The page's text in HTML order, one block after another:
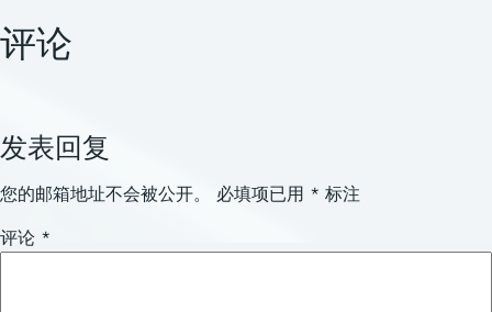
评论
发表回复
您的邮箱地址不会被公开。 必填项已用 * 标注
评论 *